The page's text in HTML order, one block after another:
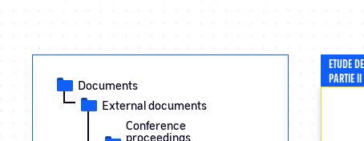
Documents
External documents
Conference
proceedings.
ETUDE
PARTIE II